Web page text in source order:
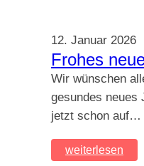
12. Januar 2026
Frohes
Wir wünschen
gesundes neues
jetzt schon auf…
weiterlesen